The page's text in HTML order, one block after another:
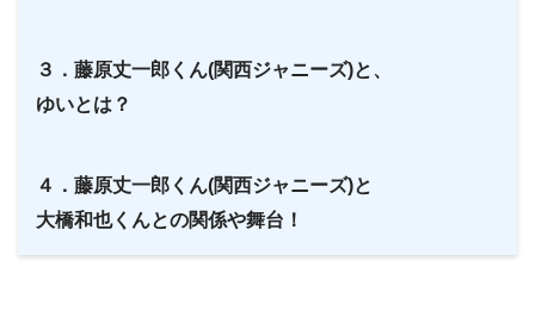
３．藤原丈一郎くん(関西ジャニーズ)と、
ゆいとは？
４．藤原丈一郎くん(関西ジャニーズ)と
大橋和也くんとの関係や舞台！